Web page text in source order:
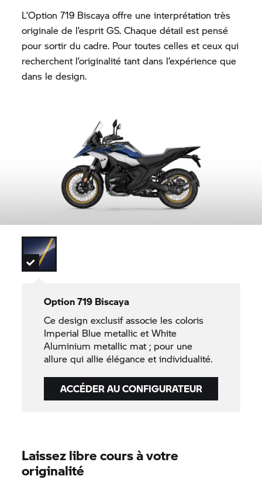
L’Option 719 Biscaya offre une interprétation très
originale de l’esprit GS. Chaque détail est pensé
pour sortir du cadre. Pour toutes celles et ceux qui
recherchent l’originalité tant dans l’expérience que
dans le design.
Option 719 Biscaya
Ce design exclusif associe les coloris
Imperial Blue metallic et White
Aluminium metallic mat ; pour une
allure qui allie élégance et individualité.
ACCÉDER AU CONFIGURATEUR
Laissez libre cours à votre
originalité